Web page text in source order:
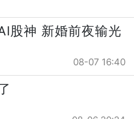
股神 新婚前夜输光
08-07 16:40